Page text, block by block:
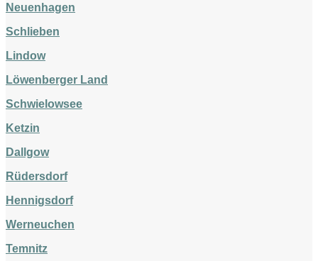
Neuenhagen
Schlieben
Lindow
Löwenberger Land
Schwielowsee
Ketzin
Dallgow
Rüdersdorf
Hennigsdorf
Werneuchen
Temnitz